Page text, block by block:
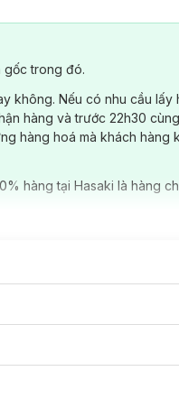
trong đó.
không. Nếu có nhu cầu lấy
hàng và trước 22h30
hàng hoá mà khách hàng
hàng tại Hasaki là hàng